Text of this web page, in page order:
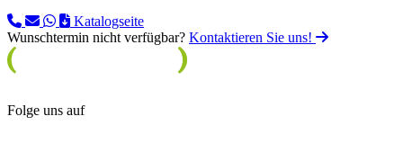
Katalogseite
Wunschtermin nicht verfügbar? Kontaktieren Sie uns!
Folge uns auf